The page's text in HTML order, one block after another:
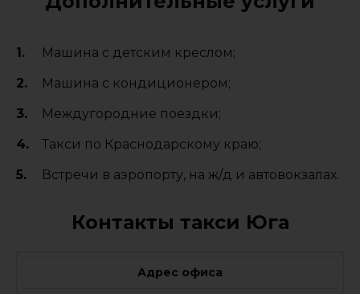
Машина с детским креслом;
Машина с кондиционером;
Междугородние поездки;
Такси по Краснодарскому краю;
Встречи в аэропорту, на ж/д и автовокзалах.
Контакты такси Юга
Адрес офиса